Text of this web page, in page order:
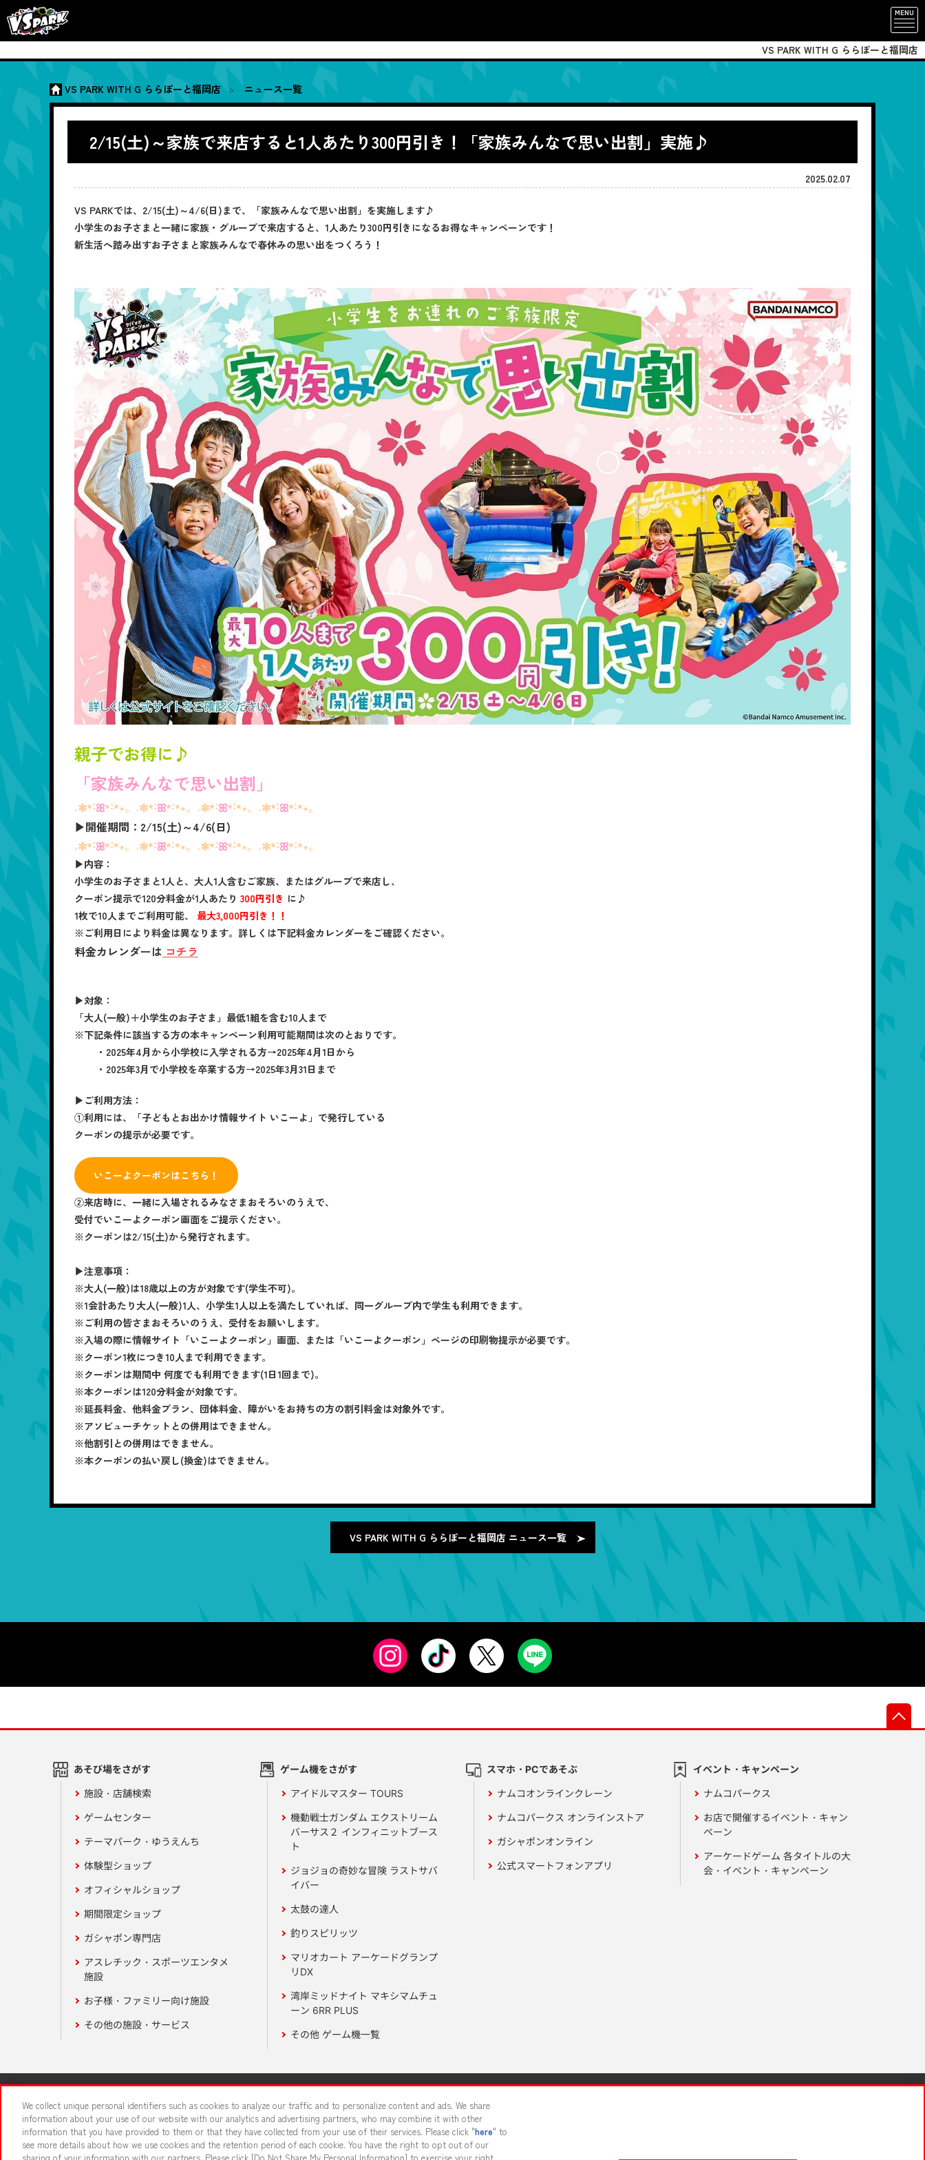
MENU
VS PARK WITH G ららぽーと福岡店
VS PARK WITH G ららぽーと福岡店 ニュース一覧
2/15(土)～家族で来店すると1人あたり300円引き！「家族みんなで思い出割」実施♪
2025.02.07
VS PARKでは、2/15(土)～4/6(日)まで、「家族みんなで思い出割」を実施します♪
小学生のお子さまと一緒に家族・グループで来店すると、1人あたり300円引きになるお得なキャンペーンです！
新生活へ踏み出すお子さまと家族みんなで春休みの思い出をつくろう！
親子でお得に♪
「家族みんなで思い出割」
˖✻*˸ꕤ*˸*⋆。˖✻*˸ꕤ*˸*⋆。˖✻*˸ꕤ*˸*⋆。˖✻*˸ꕤ*˸*⋆。
▶開催期間：2/15(土)～4/6(日)
˖✻*˸ꕤ*˸*⋆。˖✻*˸ꕤ*˸*⋆。˖✻*˸ꕤ*˸*⋆。˖✻*˸ꕤ*˸*⋆。
▶内容：
小学生のお子さまと1人と、大人1人含むご家族、またはグループで来店し、
クーポン提示で120分料金が1人あたり 300円引き に♪
1枚で10人までご利用可能、
最大3,000円引き！！
※ご利用日により料金は異なります。詳しくは下記料金カレンダーをご確認ください。
料金カレンダーは コチラ
▶対象：
「大人(一般)＋小学生のお子さま」最低1組を含む10人まで
※下記条件に該当する方の本キャンペーン利用可能期間は次のとおりです。
・2025年4月から小学校に入学される方→2025年4月1日から
・2025年3月で小学校を卒業する方→2025年3月31日まで
▶ご利用方法：
①利用には、「子どもとお出かけ情報サイト いこーよ」で発行している
クーポンの提示が必要です。
いこーよクーポンはこちら！
②来店時に、一緒に入場されるみなさまおそろいのうえで、
受付でいこーよクーポン画面をご提示ください。
※クーポンは2/15(土)から発行されます。
▶注意事項：
※大人(一般)は18歳以上の方が対象です(学生不可)。
※1会計あたり大人(一般)1人、小学生1人以上を満たしていれば、同一グループ内で学生も利用できます。
※ご利用の皆さまおそろいのうえ、受付をお願いします。
※入場の際に情報サイト「いこーよクーポン」画面、または「いこーよクーポン」ページの印刷物提示が必要です。
※クーポン1枚につき10人まで利用できます。
※クーポンは期間中 何度でも利用できます(1日1回まで)。
※本クーポンは120分料金が対象です。
※延長料金、他料金プラン、団体料金、障がいをお持ちの方の割引料金は対象外です。
※アソビューチケットとの併用はできません。
※他割引との併用はできません。
※本クーポンの払い戻し(換金)はできません。
VS PARK WITH G ららぽーと福岡店 ニュース一覧
あそび場をさがす
施設・店舗検索
ゲームセンター
テーマパーク・ゆうえんち
体験型ショップ
オフィシャルショップ
期間限定ショップ
ガシャポン専門店
アスレチック・スポーツエンタメ
施設
お子様・ファミリー向け施設
その他の施設・サービス
ゲーム機をさがす
アイドルマスター TOURS
機動戦士ガンダム エクストリーム
バーサス２ インフィニットブース
ト
ジョジョの奇妙な冒険 ラストサバ
イバー
太鼓の達人
釣りスピリッツ
マリオカート アーケードグランプ
リDX
湾岸ミッドナイト マキシマムチュ
ーン 6RR PLUS
その他 ゲーム機一覧
スマホ・PCであそぶ
ナムコオンラインクレーン
ナムコパークス オンラインストア
ガシャポンオンライン
公式スマートフォンアプリ
イベント・キャンペーン
ナムコパークス
お店で開催するイベント・キャン
ペーン
アーケードゲーム 各タイトルの大
会・イベント・キャンペーン
関連会社 サステナビリティ サイトポリシー プライバシーポリシー
食品のご提供について カスタマーハラスメント対応方針
We collect unique personal identifiers such as cookies to analyze our traffic and to personalize content and ads. We share
information about your use of our website with our analytics and advertising partners, who may combine it with other
information that you have provided to them or that they have collected from your use of their services. Please click "here" to
see more details about how we use cookies and the retention period of each cookie. You have the right to opt out of our